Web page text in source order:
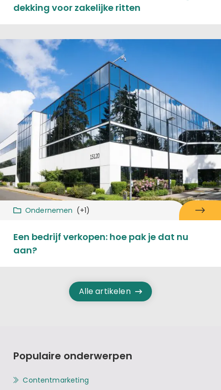
dekking voor zakelijke ritten
Ondernemen (+1)
Een bedrijf verkopen: hoe pak je dat nu
aan?
Alle artikelen
Populaire onderwerpen
Contentmarketing